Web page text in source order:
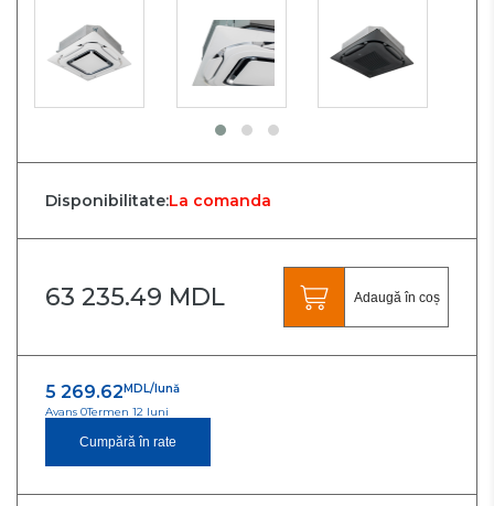
Disponibilitate:La comanda
63 235.49 MDL Adaugă în coș
5 269.62 MDL/lună
Avans 0Termen 12 luni
Cumpără în rate